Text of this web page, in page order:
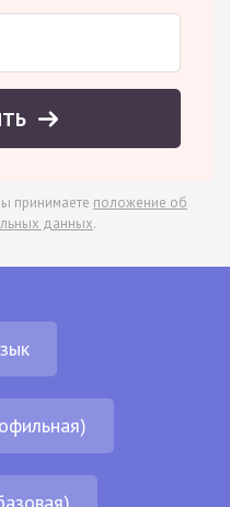
принимаете положение об
данных.